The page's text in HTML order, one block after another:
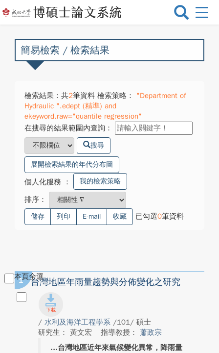
選
換
簡易檢索 / 檢索結果
檢索結果：共2筆資料 檢索策略：
"Department of
Hydraulic ".edept (精準) and
ekeyword.raw="quantile regression"
在搜尋的結果範圍內查詢：
搜尋
展開檢索結果的年代分布圖
個人化服務 ： 我的檢索策略
排序：
儲存 列印 E-mail 收藏 已勾選0筆資料
本頁全選
1 台灣地區年雨量趨勢與分佈變化之研究
/ 水利及海洋工程學系 /101/ 碩士
研究生： 黃文宏
指導教授： 蕭政宗
台灣地區近年來氣候變化異常，降雨量